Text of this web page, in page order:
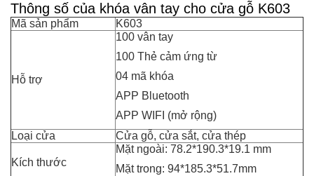
Thông số của khóa vân tay cho cửa gỗ K603
Mã sản phẩm K603
Hỗ trợ
100 vân tay
100 Thẻ cảm ứng từ
04 mã khóa
APP Bluetooth
APP WIFI (mở rộng)
Loại cửa
Cửa gỗ, cửa sắt, cửa thép
Kích thước
Mặt ngoài: 78.2*190.3*19.1 mm
Mặt trong: 94*185.3*51.7mm